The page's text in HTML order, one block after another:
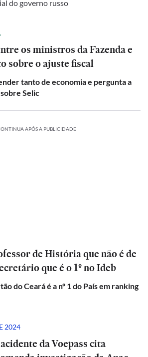
do governo russo
os ministros da Fazenda e
sobre o ajuste fiscal
tanto de economia e pergunta a
Selic
APÓS A PUBLICIDADE
de História que não é de
que é o 1º no Ideb
do Ceará é a nº 1 do País em ranking
2024
da Voepass cita